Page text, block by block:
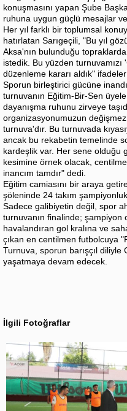
konuşmasını yapan Şube
ruhuna uygun güçlü mesajlar
Her yıl farklı bir toplumsal
hatırlatan Sarıgeçili, "Bu yıl
Aksa'nın bulunduğu
istedik. Bu yüzden turnuvamızı
düzenleme kararı aldık"
Sporun birleştirici gücüne
turnuvanın Eğitim-Bir-Sen
dayanışma ruhunu zirveye
organizasyonumuzun
turnuva'dır. Bu turnuvada
ancak bu rekabetin temelinde
kardeşlik var. Her sene olduğu
kesimine örnek olacak,
inancım tamdır" dedi.
Eğitim camiasını bir araya
şöleninde 24 takım
Sadece galibiyetin değil, spor
turnuvanın finalinde; şampiyon
havalandıran gol kralına ve
çıkan en centilmen futbolcuya
Turnuva, sporun barışçıl
yaşatmaya devam edecek.
İlgili Fotoğraflar